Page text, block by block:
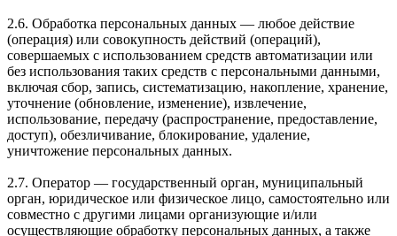
2.6. Обработка персональных данных — любое действие
(операция) или совокупность действий (операций),
совершаемых с использованием средств автоматизации или
без использования таких средств с персональными данными,
включая сбор, запись, систематизацию, накопление, хранение,
уточнение (обновление, изменение), извлечение,
использование, передачу (распространение, предоставление,
доступ), обезличивание, блокирование, удаление,
уничтожение персональных данных.
2.7. Оператор — государственный орган, муниципальный
орган, юридическое или физическое лицо, самостоятельно или
совместно с другими лицами организующие и/или
осуществляющие обработку персональных данных, а также